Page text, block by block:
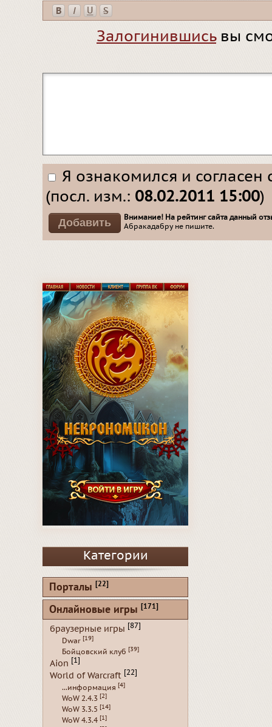
Залогинившисьвы
Я ознакомился и согласен
(посл. изм.: 08.02.2011 15:00)
Внимание! На рейтинг сайта данный
Абракадабру не пишите.
Категории
Порталы [22]
Онлайновые игры [171]
браузерные игры [87]
Dwar [19]
Бойцовский клуб [39]
Aion [1]
World of Warcraft [22]
...информация [4]
WoW 2.4.3 [2]
WoW 3.3.5 [14]
WoW 4.3.4 [1]